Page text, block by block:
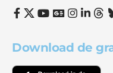
Download de